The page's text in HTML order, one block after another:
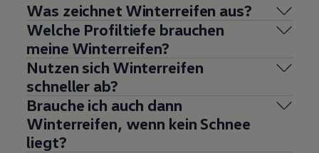
Was zeichnet Winterreifen aus?
Welche Profiltiefe brauchen
meine Winterreifen?
Nutzen sich Winterreifen
schneller ab?
Brauche ich auch dann
Winterreifen, wenn kein Schnee
liegt?